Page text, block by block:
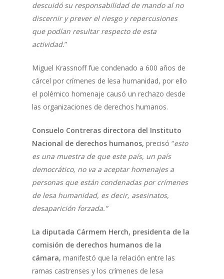
descuidó su responsabilidad de mando al no
discernir y prever el riesgo y repercusiones
que podían resultar respecto de esta
actividad.”
Miguel Krassnoff fue condenado a 600 años de
cárcel por crímenes de lesa humanidad, por ello
el polémico homenaje causó un rechazo desde
las organizaciones de derechos humanos.
Consuelo Contreras directora del Instituto
Nacional de derechos humanos, precisó “esto
es una muestra de que este país, un país
democrático, no va a aceptar homenajes a
personas que están condenadas por crímenes
de lesa humanidad, es decir, asesinatos,
desaparición forzada.”
La diputada Cármem Herch, presidenta de la
comisión de derechos humanos de la
cámara, manifestó que la relación entre las
ramas castrenses y los crímenes de lesa